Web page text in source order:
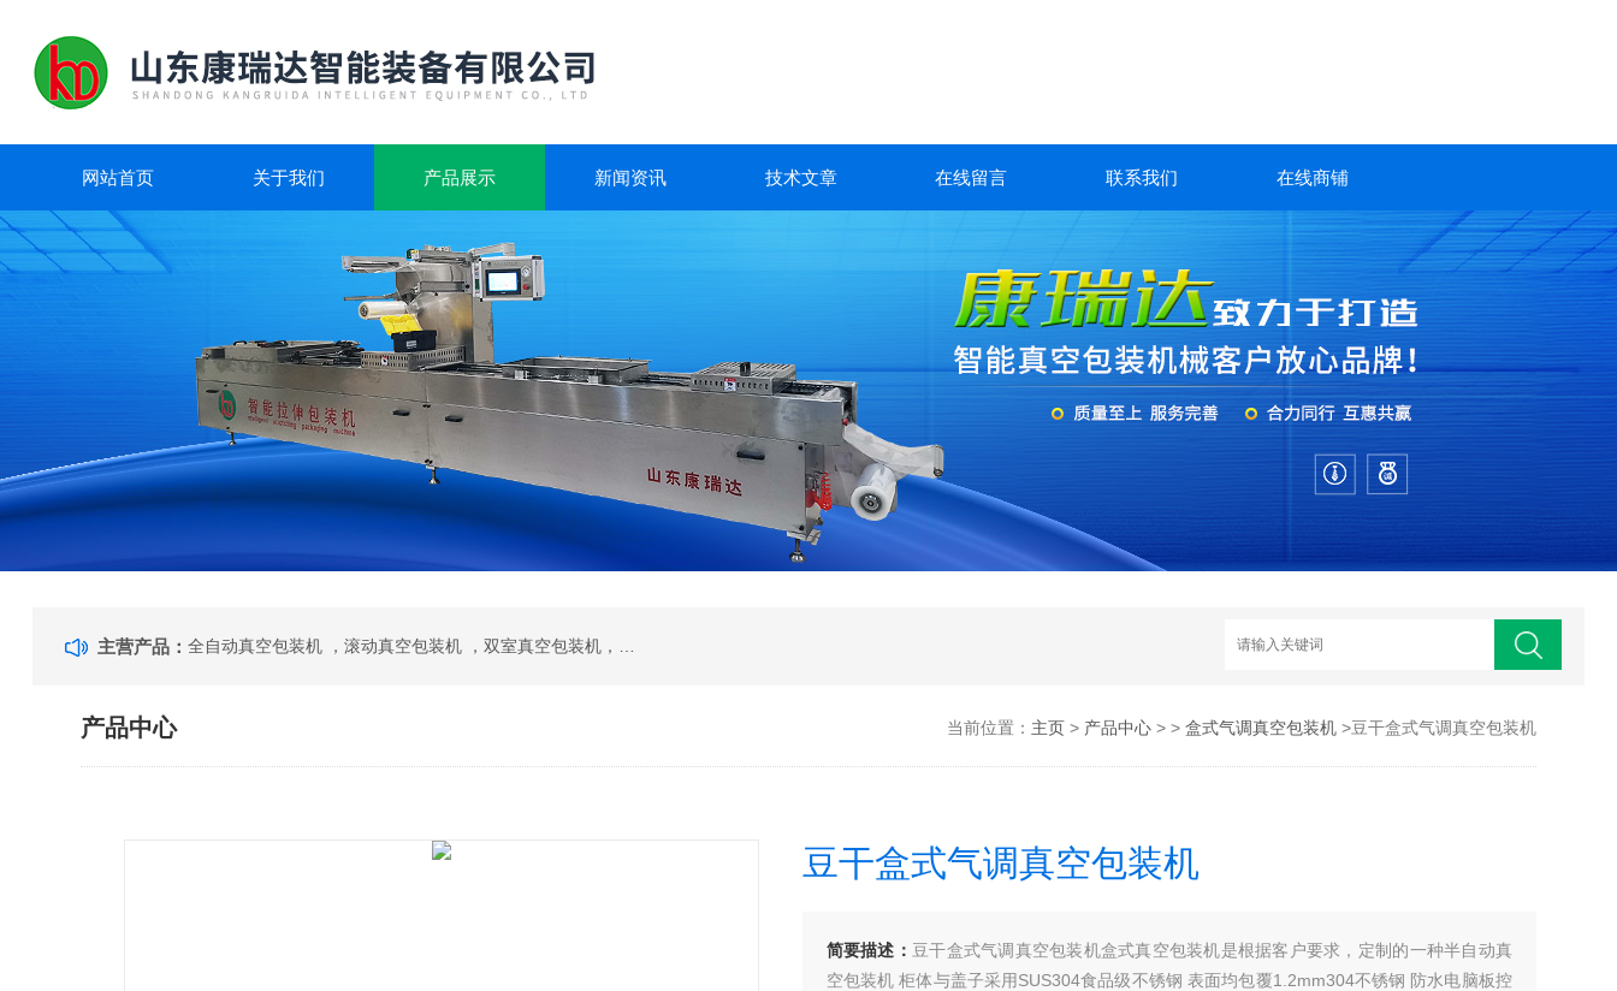
网站首页 关于我们 产品展示 新闻资讯 技术文章 在线留言 联系我们 在线商铺
主营产品：
产品中心 当前位置： 主页> 产品中心> > 盒式气调真空包装机>豆干盒式气调真空包装机
豆干盒式气调真空包装机
简要描述： 豆干盒式气调真空包装机盒式真空包装机是根据客户要求，定制的一种半自动真
空包装机 柜体与盖子采用SUS304食品级不锈钢 表面均包覆1.2mm304不锈钢 防水电脑板控